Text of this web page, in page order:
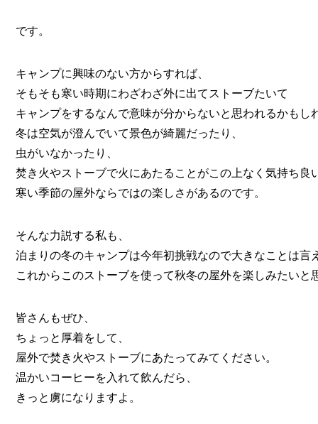
です。
キャンプに興味のない方からすれば、
そもそも寒い時期にわざわざ外に出てストーブたいて
キャンプをするなんで意味が分からないと思われるかもし
冬は空気が澄んでいて景色が綺麗だったり、
虫がいなかったり、
焚き火やストーブで火にあたることがこの上なく気持ち良
寒い季節の屋外ならではの楽しさがあるのです。
そんな力説する私も、
泊まりの冬のキャンプは今年初挑戦なので大きなことは言
これからこのストーブを使って秋冬の屋外を楽しみたいと
皆さんもぜひ、
ちょっと厚着をして、
屋外で焚き火やストーブにあたってみてください。
温かいコーヒーを入れて飲んだら、
きっと虜になりますよ。